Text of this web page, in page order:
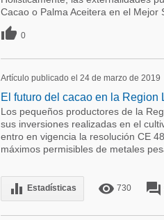
Cacao o Palma Aceitera en el Mejor
 0
Artículo publicado el 24 de marzo de 2019
El futuro del cacao en la Region
Los pequeños productores de la
sus inversiones realizadas en el
entro en vigencia la resolución CE
máximos permisibles de metales
equalizer Estadísticas remove_red_eye 730 forum